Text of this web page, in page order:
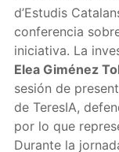
d’Estudis
conferencia
iniciativa. La
Elea Giménez
sesión de
de TeresIA,
por lo que
Durante la